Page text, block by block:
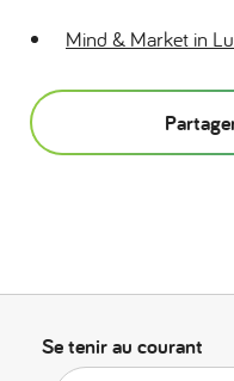
Mind & Market in
Se tenir au courant